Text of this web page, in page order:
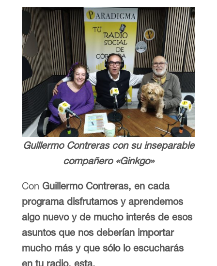
Guillermo Contreras con su inseparable
compañero «Ginkgo»
Con Guillermo Contreras, en cada
programa disfrutamos y aprendemos
algo nuevo y de mucho interés de esos
asuntos que nos deberían importar
mucho más y que sólo lo escucharás
en tu radio, esta.